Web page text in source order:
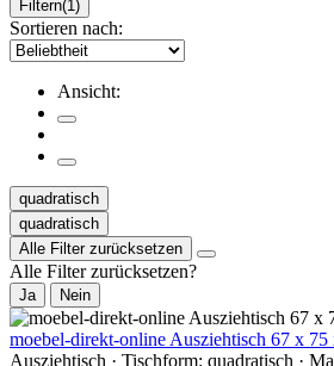
Filtern(1)
Sortieren nach:
Ansicht:
quadratisch
quadratisch
Alle Filter zurücksetzen
Alle Filter zurücksetzen?
Ja Nein
moebel-direkt-online Ausziehtisch 67 x
Ausziehtisch · Tischform: quadratisch ·